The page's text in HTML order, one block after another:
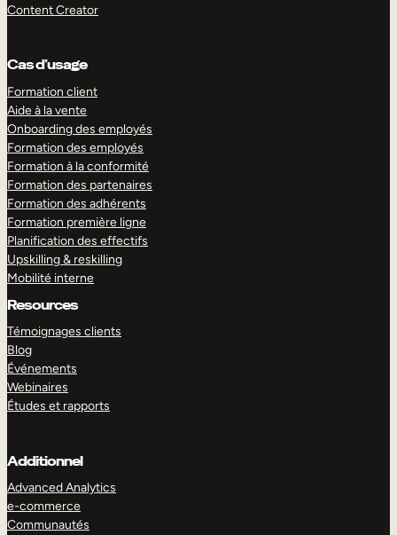
Content Creator
Cas d’usage
Formation client
Aide à la vente
Onboarding des employés
Formation des employés
Formation à la conformité
Formation des partenaires
Formation des adhérents
Formation première ligne
Planification des effectifs
Upskilling & reskilling
Mobilité interne
Resources
Témoignages clients
Blog
Événements
Webinaires
Études et rapports
Additionnel
Advanced Analytics
e-commerce
Communautés